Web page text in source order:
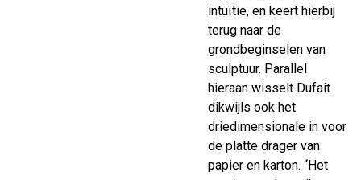
intuïtie, en keert hierbij
terug naar de
grondbeginselen van
sculptuur. Parallel
hieraan wisselt Dufait
dikwijls ook het
driedimensionale in voor
de platte drager van
papier en karton. “Het